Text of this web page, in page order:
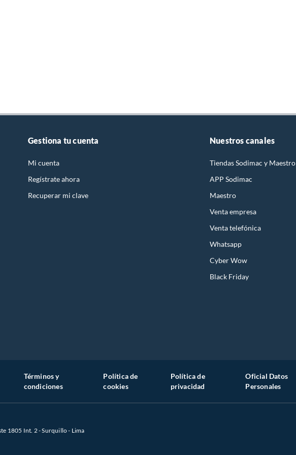
Gestiona tu cuenta
Mi cuenta
Regístrate ahora
Recuperar mi clave
Nuestros canales
Tiendas Sodimac y Maestro
APP Sodimac
Maestro
Venta empresa
Venta telefónica
Whatsapp
Cyber Wow
Black Friday
Términos y
condiciones
Política de
cookies
Política de
privacidad
Oficial Datos
Personales
1805 Int. 2 - Surquillo - Lima